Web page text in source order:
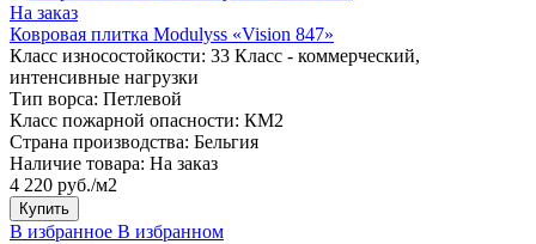
На заказ
Ковровая плитка Modulyss «Vision 847»
Класс износостойкости: 33 Класс - коммерческий,
интенсивные нагрузки
Тип ворса: Петлевой
Класс пожарной опасности: КМ2
Страна производства: Бельгия
Наличие товара: На заказ
4 220 руб./м2
Купить
В избранное В избранном